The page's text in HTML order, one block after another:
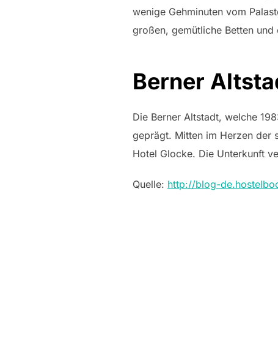
wenige Gehminuten vom
großen, gemütliche Betten und
Berner
Die Berner Altstadt, welche
geprägt. Mitten im Herzen der
Hotel Glocke. Die Unterkunft
Quelle: http://blog-